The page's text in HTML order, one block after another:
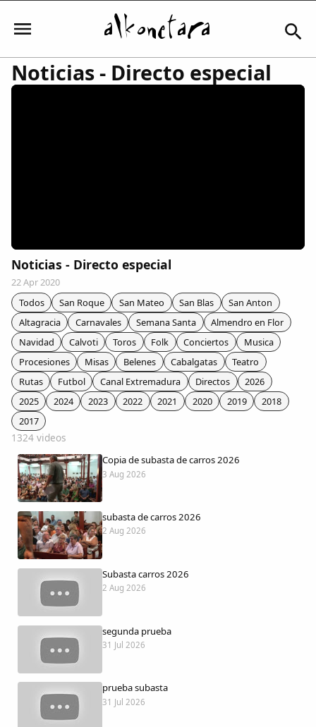
Comunidad
Colaboradores
AlkoTV
Biblioteca
Periódico Alconétar
Foros
Idiosincrasia
Diccionario
Traductor
Dichos
Cancionero Local
Apodos
Noticias - Directo especial
Noticias - Directo especial
22 Apr 2020
Todos
San Roque San Mateo San Blas
San Anton
Altagracia
Carnavales Semana Santa
Almendro en Flor
Navidad
Calvoti Toros Folk Conciertos
Musica
Procesiones
Misas Belenes Cabalgatas
Teatro
Rutas
Futbol Canal Extremadura Directos
2026
2025
2024 2023 2022 2021 2020 2019
2018
2017
1324 videos
Copia de subasta de carros 2026
3 Aug 2026
subasta de carros 2026
2 Aug 2026
Subasta carros 2026
2 Aug 2026
segunda prueba
31 Jul 2026
prueba subasta
31 Jul 2026